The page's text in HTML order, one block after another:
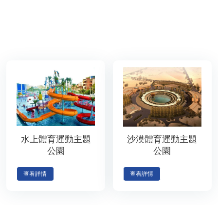
水上體育運動主題
公園
查看詳情
沙漠體育運動主題
公園
查看詳情